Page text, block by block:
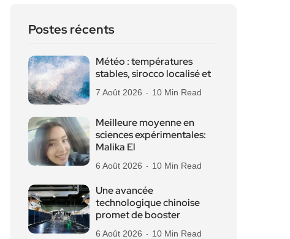
Postes récents
Météo : températures
stables, sirocco localisé et
7 Août 2026 10 Min Read
Meilleure moyenne en
sciences expérimentales:
Malika El
6 Août 2026 10 Min Read
Une avancée
technologique chinoise
promet de booster
6 Août 2026 10 Min Read